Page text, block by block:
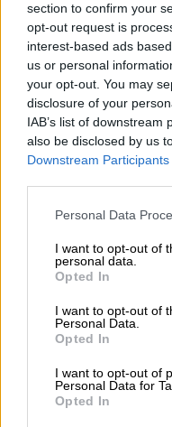
section to confirm your
opt-out request is
interest-based ads
us or personal
your opt-out. You may
disclosure of your
IAB’s list of
also be disclosed by us
Downstream Participants
Please note that this
not limited to your visit
grant or deny consent
use your data for below
consent section.
Personal Data
I want to opt-out of
personal data.
Opted In
I want to opt-out of
Personal Data.
Opted In
I want to opt-out of
Personal Data for
Opted In
Ελλάδα|28.11.2023
Tαλαιπωρία για
Star Ferries
να δέσει στο
ανέμων
Το πλοίο δεν
αναχώρησε για